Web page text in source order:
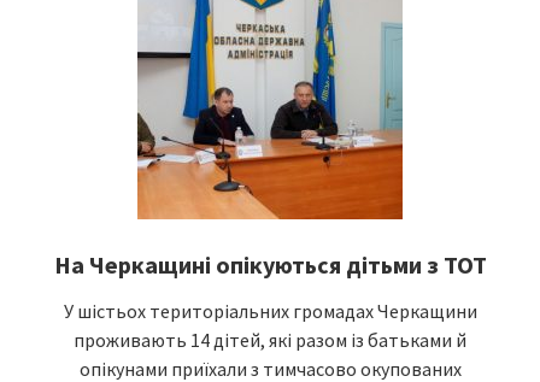
На Черкащині опікуються дітьми з ТОТ
У шістьох територіальних громадах Черкащини
проживають 14 дітей, які разом із батьками й
опікунами приїхали з тимчасово окупованих